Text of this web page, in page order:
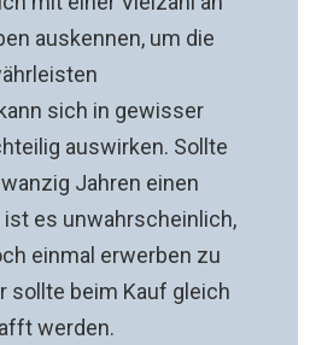
auskennen, um die
sich in gewisser
auswirken. Sollte
Jahren einen
ist es unwahrscheinlich,
einmal erwerben zu
sollte beim Kauf gleich
werden.